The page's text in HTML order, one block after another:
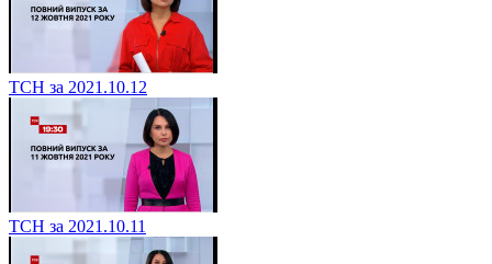
ТСН за 2021.10.12
ТСН за 2021.10.11